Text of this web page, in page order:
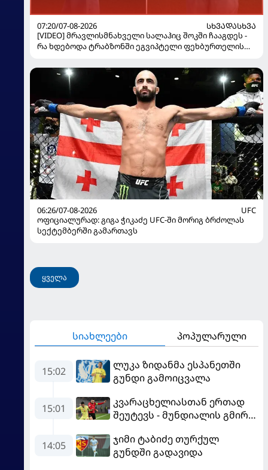
07:20/07-08-2026
ᲡᲮᲕᲐᲓᲐᲡᲮᲕᲐ
[VIDEO] მრავლისმნახველი სალაჰიც შოკში ჩააგდეს -
რა ხდებოდა ტრაბზონში ეგვიპტელი ფეხბურთელის
06:26/07-08-2026
UFC
ოფიციალურად: გიგა ჭიკაძე UFC-ში მორიგ ბრძოლას
სექტემბერში გამართავს
ყველა
სიახლეები პოპულარული
15:02
ლუკა ზიდანმა ესპანეთში
გუნდი გამოიცვალა
15:01
კვარაცხელიასთან ერთად
შეუტევს - მუნდიალის გმირი
გახდება
14:05
ჯიმი ტაბიძე თურქულ
გუნდში გადავიდა